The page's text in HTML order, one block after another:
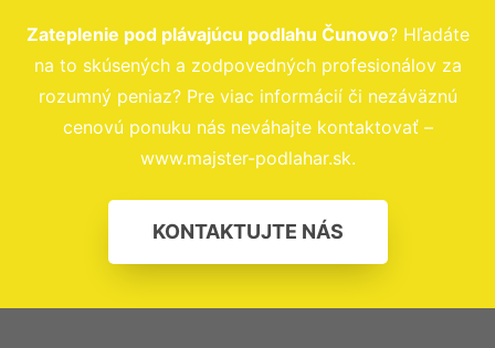
Zateplenie pod plávajúcu podlahu Čunovo? Hľadáte
na to skúsených a zodpovedných profesionálov za
rozumný peniaz? Pre viac informácií či nezáväznú
cenovú ponuku nás neváhajte kontaktovať –
www.majster-podlahar.sk.
KONTAKTUJTE NÁS